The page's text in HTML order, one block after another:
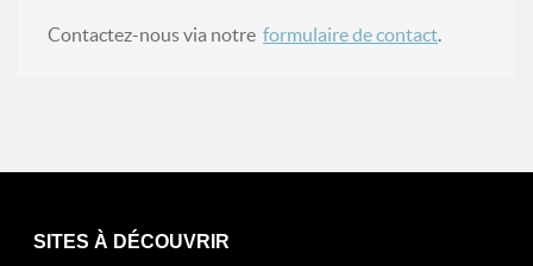
Contactez-nous via notre formulaire de contact
SITES À DÉCOUVRIR